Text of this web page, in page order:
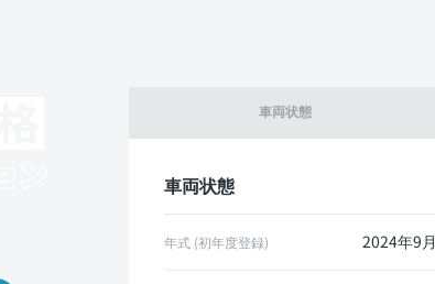
車両状態
車両状態
年式 (初年度登録) 2024年9月